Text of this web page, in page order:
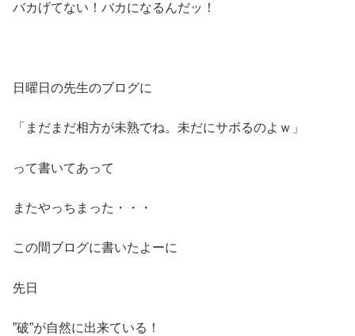
バカげてない！バカになるんだッ！
日曜日の先生のブログに
「まだまだ相方が未熟でね。未だにサボるのよｗ」
って書いてあって
またやっちまった・・・
この間ブログに書いたよーに
先日
”破”が自然に出来ている！